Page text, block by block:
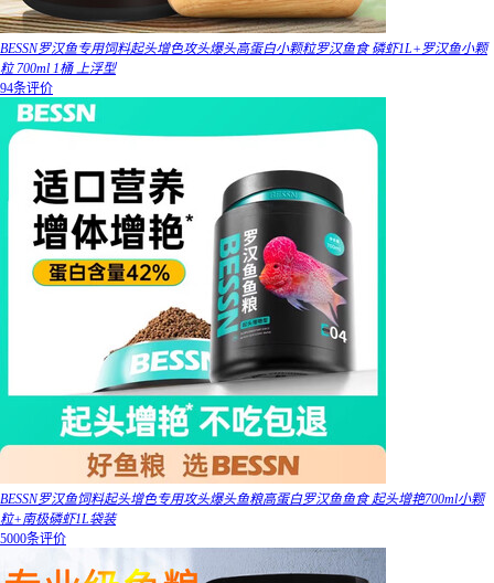
BESSN罗汉鱼专用饲料起头增色攻头爆头高蛋白小颗粒罗汉鱼食 磷虾1L+罗汉鱼小颗
粒 700ml 1桶 上浮型
94条评价
BESSN罗汉鱼饲料起头增色专用攻头爆头鱼粮高蛋白罗汉鱼鱼食 起头增艳700ml小颗
粒+南极磷虾1L袋装
5000条评价